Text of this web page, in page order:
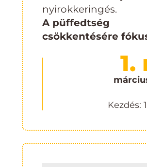
nyirokkeringés.
A püffedtség
csökkentésére
1.
Kezdés: